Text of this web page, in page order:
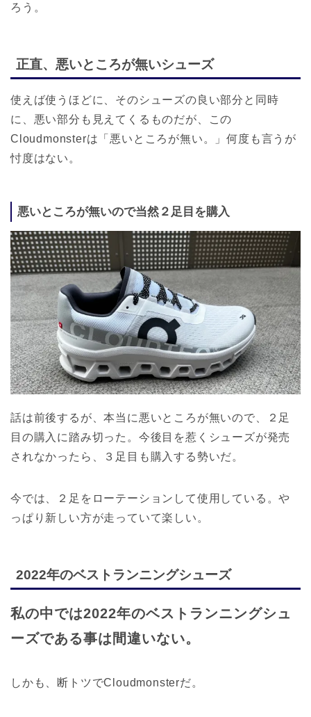
ろう。
正直、悪いところが無いシューズ
使えば使うほどに、そのシューズの良い部分と同時
に、悪い部分も見えてくるものだが、この
Cloudmonsterは「悪いところが無い。」何度も言うが
忖度はない。
悪いところが無いので当然２足目を購入
話は前後するが、本当に悪いところが無いので、２足
目の購入に踏み切った。今後目を惹くシューズが発売
されなかったら、３足目も購入する勢いだ。
今では、２足をローテーションして使用している。や
っぱり新しい方が走っていて楽しい。
2022年のベストランニングシューズ
私の中では2022年のベストランニングシュ
ーズである事は間違いない。
しかも、断トツでCloudmonsterだ。